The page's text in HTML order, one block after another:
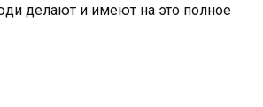
делают и имеют на это полное